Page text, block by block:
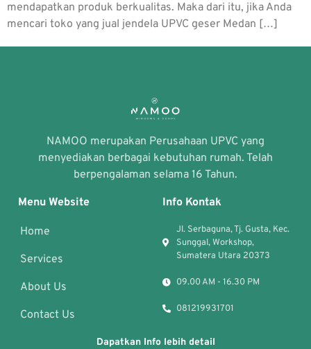
mendapatkan produk berkualitas. Maka dari itu, jika Anda
mencari toko yang jual jendela UPVC geser Medan […]
NAMOO merupakan Perusahaan UPVC yang
menyediakan berbagai kebutuhan rumah. Telah
berpengalaman selama 16 Tahun.
Menu Website
Home
Services
About Us
Contact Us
Info Kontak
Jl. Serbaguna, Tj. Gusta, Kec.
Sunggal, Workshop,
Sumatera Utara 20373
09.00 AM - 16.30 PM
081219931701
Dapatkan Info lebih detail